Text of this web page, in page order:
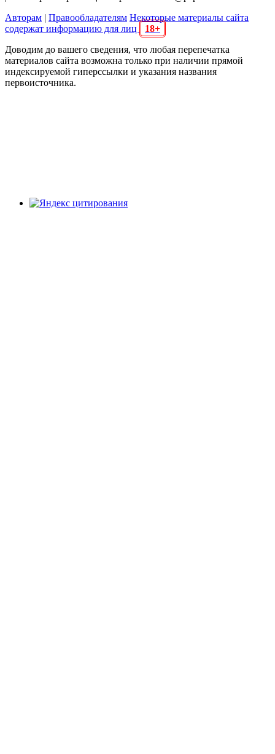
Авторам | Правообладателям Некоторые материалы сайта
содержат информацию для лиц
18+
Доводим до вашего сведения, что любая перепечатка
материалов сайта возможна только при наличии прямой
индексируемой гиперссылки и указания названия
первоисточника.